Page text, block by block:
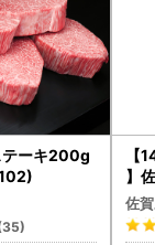
テーキ200g
【
】
2
佐